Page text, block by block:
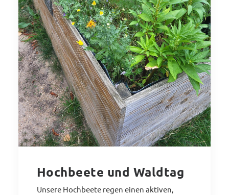
Hochbeete und Waldtag
Unsere Hochbeete regen einen aktiven,